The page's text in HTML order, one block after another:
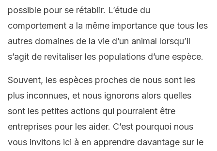
possible pour se rétablir. L’étude du
comportement a la même importance que tous les
autres domaines de la vie d’un animal lorsqu’il
s’agit de revitaliser les populations d’une espèce.
Souvent, les espèces proches de nous sont les
plus inconnues, et nous ignorons alors quelles
sont les petites actions qui pourraient être
entreprises pour les aider. C’est pourquoi nous
vous invitons ici à en apprendre davantage sur le